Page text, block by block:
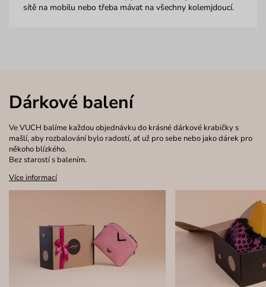
sítě na mobilu nebo třeba mávat na všechny kolemjdoucí.
Dárkové balení
Ve VUCH balíme každou objednávku do krásné dárkové krabičky s
mašlí, aby rozbalování bylo radostí, ať už pro sebe nebo jako dárek pro
někoho blízkého.
Bez starostí s balením.
Více informací